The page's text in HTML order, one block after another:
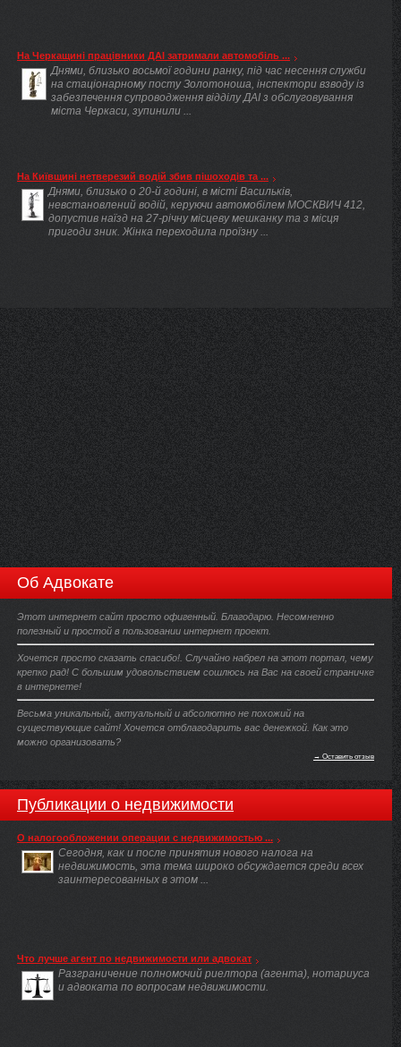
На Черкащині працівники ДАІ затримали автомобіль ...
Днями, близько восьмої години ранку, під час несення служби
на стаціонарному посту Золотоноша, інспектори взводу із
забезпечення супроводження відділу ДАІ з обслуговування
міста Черкаси, зупинили ...
На Київщині нетверезий водій збив пішоходів та ...
Днями, близько о 20-й годині, в місті Васильків,
невстановлений водій, керуючи автомобілем МОСКВИЧ 412,
допустив наїзд на 27-річну місцеву мешканку та з місця
пригоди зник. Жінка переходила проїзну ...
Об Адвокате
Этот интернет сайт просто офигенный. Благодарю. Несомненно
полезный и простой в пользовании интернет проект.
Хочется просто сказать спасибо!. Случайно набрел на этот портал, чему
крепко рад! С большим удовольствием сошлюсь на Вас на своей страничке
в интернете!
Весьма уникальный, актуальный и абсолютно не похожий на
существующие сайт! Хочется отблагодарить вас денежкой. Как это
можно организовать?
→ Оставить отзыв
Публикации о недвижимости
О налогообложении операции с недвижимостью ...
Сегодня, как и после принятия нового налога на
недвижимость, эта тема широко обсуждается среди всех
заинтересованных в этом ...
Что лучше агент по недвижимости или адвокат
Разграничение полномочий риелтора (агента), нотариуса
и адвоката по вопросам недвижимости.